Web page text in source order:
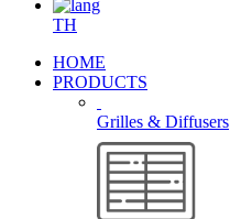
TH
HOME
PRODUCTS
Grilles & Diffusers